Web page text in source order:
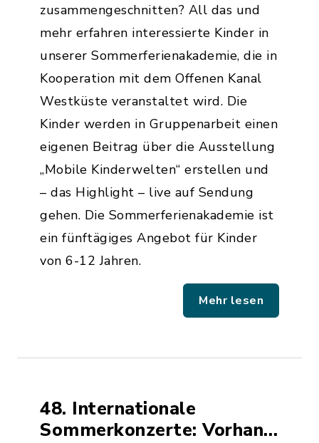
zusammengeschnitten? All das und
mehr erfahren interessierte Kinder in
unserer Sommerferienakademie, die in
Kooperation mit dem Offenen Kanal
Westküste veranstaltet wird. Die
Kinder werden in Gruppenarbeit einen
eigenen Beitrag über die Ausstellung
„Mobile Kinderwelten“ erstellen und
– das Highlight – live auf Sendung
gehen. Die Sommerferienakademie ist
ein fünftägiges Angebot für Kinder
von 6-12 Jahren.
Mehr lesen
48. Internationale
Sommerkonzerte: Vorhang